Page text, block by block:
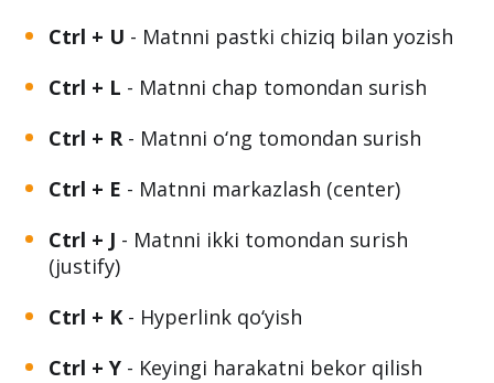
Ctrl + U - Matnni pastki chiziq bilan yozish
Ctrl + L - Matnni chap tomondan surish
Ctrl + R- Matnni o‘ng tomondan surish
Ctrl + E - Matnni markazlash (center)
Ctrl + J - Matnni ikki tomondan surish
(justify)
Ctrl + K - Hyperlink qo‘yish
Ctrl + Y - Keyingi harakatni bekor qilish